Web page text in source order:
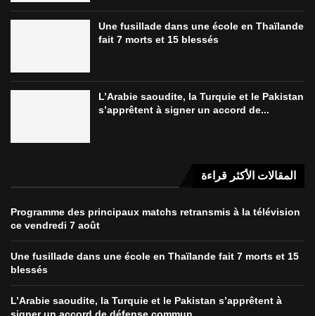
Une fusillade dans une école en Thaïlande
fait 7 morts et 15 blessés
L’Arabie saoudite, la Turquie et le Pakistan
s’apprêtent à signer un accord de...
المقالات الأكثر قراءة
Programme des principaux matchs retransmis à la télévision
ce vendredi 7 août
Une fusillade dans une école en Thaïlande fait 7 morts et 15
blessés
L’Arabie saoudite, la Turquie et le Pakistan s’apprêtent à